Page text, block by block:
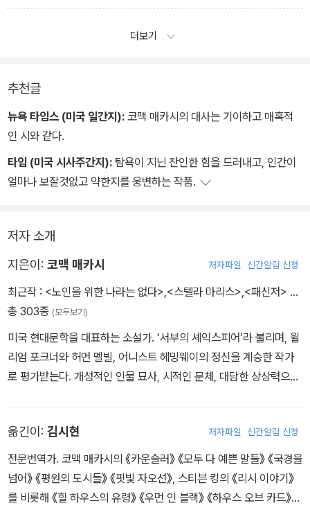
지. 그걸 본다는 건 곧 살인에 연루된다는 뜻이야.
더보기
추천글
뉴욕 타임스 (미국 일간지): 코맥 매카시의 대사는 기이하고 매혹적
인 시와 같다.
타임 (미국 시사주간지): 탐욕이 지닌 잔인한 힘을 드러내고, 인간이
얼마나 보잘것없고 약한지를 웅변하는 작품.
저자 소개
지은이: 코맥 매카시 저자파일 신간알림 신청
최근작 : <노인을 위한 나라는 없다> <스텔라 마리스> <패신저> …
총 303종 (모두보기)
미국 현대문학을 대표하는 소설가. ‘서부의 셰익스피어’라 불리며, 윌
리엄 포크너와 허먼 멜빌, 어니스트 헤밍웨이의 정신을 계승한 작가
로 평가받는다. 개성적인 인물 묘사, 시적인 문체, 대담한 상상력으로
5년 첫 소설 『과수원지기』로 문단에 데뷔한 이래 『바깥의 어둠』 『서
트리』 등의 작품을 꾸준히 발표하며 작가로서의 입지를 다져갔다. 본
격적으로 문학적 명성을 안겨준 작품은 1985년 발표한 『핏빛 자오
선』이다. 이 작품은 <타임>지에서 뽑은 ‘100대 영문소설’로도 선정
옮긴이: 김시현 저자파일 신간알림 신청
전문번역가. 코맥 매카시의 《카운슬러》 《모두 다 예쁜 말들》 《국경을
넘어》 《평원의 도시들》 《핏빛 자오선》, 스티븐 킹의 《리시 이야기》
를 비롯해 《힐 하우스의 유령》 《우먼 인 블랙》 《하우스 오브 카드》